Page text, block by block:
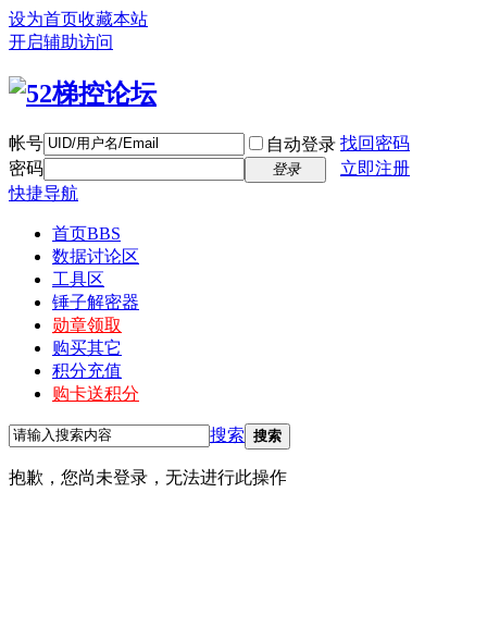
设为首页收藏本站
开启辅助访问
帐号 自动登录 找回密码
密码
登录
立即注册
快捷导航
首页BBS
数据讨论区
工具区
锤子解密器
勋章领取
购买其它
积分充值
购卡送积分
搜索 搜索
抱歉，您尚未登录，无法进行此操作